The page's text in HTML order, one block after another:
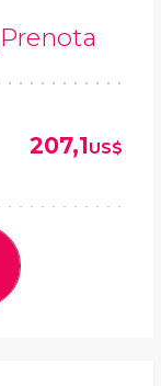
Prenota
207,1US$